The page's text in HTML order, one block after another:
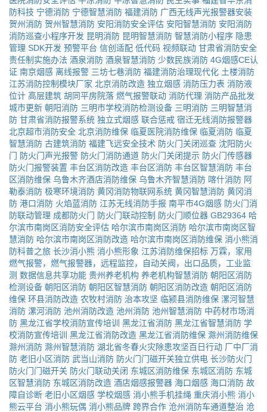
防科技 宁德消防 宁德智慧消防 福建消防 广西无线声光报警器安装
贺州消防 贺州智慧消防 安阳消防安全评估 安阳智慧消防 安阳消防
消防巡查小程序开发 昆明消防 昆明智慧消防 智慧消防小程序 隐患
管理 SDK开发 预警平台 信创适配 低代码 视频联动 甘肃省消防安全
责任制实施办法 酒泉消防 酒泉智慧消防 少数民族消防 4G烟感CE认
证 南京烟感 离线报警 三坊七巷消防 福建消防治理现代化 土楼消防
江苏消防控制模块厂家 北京消防改造 独立烟感 消防压力表 消防液
位计 高层建筑 胡同平房院落 燃气报警联动 消防代理 消防产品批发
城市更新 朝阳消防 三明市学校消防检测设备 三明消防 三明智慧消
防 甘肃省消防报警系统 独立式烟感 联合惩戒 宿迁无线消防报警器
北京超市消防安全 北京消防维保 临夏医院消防维保 临夏消防 临夏
智慧消防 古建筑消防 福建飞远安全技术 防火门关闭巡查 沈阳防火
门 防火门声光报警 防火门消防通道 防火门关闭提示 防火门传感器
防火门报警装置 丰台区消防改造 丰台区消防 丰台区智慧消防 丰台
区消防维保 乌鲁木齐酒店消防维保 乌鲁木齐智慧消防 喀什消防 阿
勒泰消防 极寒环境消防 黄冈消防物联网系统 黄冈智慧消防 黄冈消
防 港口消防 火焰蓝消防 江苏无线消防手报 南平市4G烟感 防火门消
防联动管理 成都防火门 防火门联动控制 防火门顺位器 GB29364 哈
尔滨市南岗区消防安全评估 哈尔滨市南岗区消防 哈尔滨市南岗区智
慧消防 哈尔滨市南岗区消防改造 哈尔滨市南岗区消防维保 消小熊消
防科普之旅 长沙消小熊 消小熊形象 江苏消防维保招标 万霖，家用
燃气报警，燃气报警器，远程监控，自动关阀，出口品质，工业监
测 数据信息共享功能 贵州养老机构 养老机构智慧消防 朝阳区消防
检测设备 朝阳区消防 朝阳区智慧消防 朝阳区消防改造 朝阳区消防
维保 环县消防改造 农牧村消防 治本攻坚 临颍县消防维保 漯河智慧
消防 漯河消防 池州消防改造 池州消防 池州智慧消防 中药材市场消
防 黑龙江省学校消防宣传培训 黑龙江省消防 黑龙江省智慧消防 学
校消防宣传培训 黑龙江省消防改造 黑龙江省消防维保 滁州消防维保
滁州消防 滁州智慧消防 湖北省冬春火灾除患攻坚百日行动 厂中厂消
防 老旧小区消防 武当山消防 防火门门磁开关独立供电 长沙防火门
防火门门磁开关 防火门联动关闭 东城区消防维保 东城区消防 东城
区智慧消防 东城区消防改造 酒店烟感报警器 海口烟感 海口消防 故
障自诊断 老旧小区烟感 学校烟感 消小熊手机挂绳 重庆消小熊 消小
熊云平台 消小熊玩偶 消小熊品牌 跨界合作 沧州消防车通道整治 沧